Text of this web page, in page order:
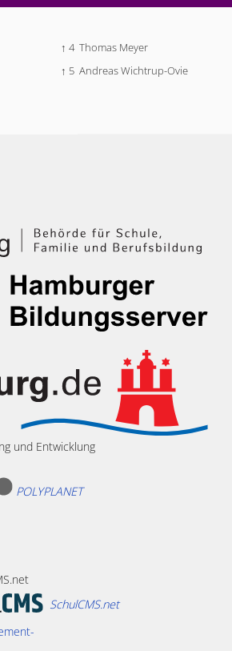
↑ 4 Thomas Meyer
↑ 5 Andreas Wichtrup-Ovie
und Entwicklung
POLYPLANET
SchulCMS.net